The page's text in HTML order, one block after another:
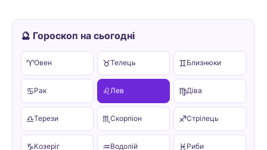
🔮 Гороскоп на сьогодні
♈Овен ♉Телець ♊Близнюки
♋Рак ♌Лев ♍Діва
♎Терези ♏ Скорпіон ♐Стрілець
♑Козеріг ♒Водолій ♓ Риби